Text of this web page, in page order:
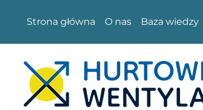
Strona główna O nas Baza wiedzy